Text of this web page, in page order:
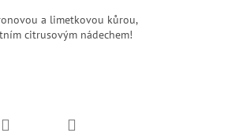
a limetkovou kůrou,
citrusovým nádechem!